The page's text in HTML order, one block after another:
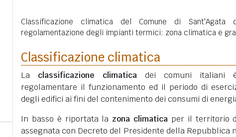
Classificazione climatica del Comune di
regolamentazione degli impianti termici: zona climatica e
Classificazione climatica
La classificazione climatica dei comuni italiani
regolamentare il funzionamento ed il periodo di
degli edifici ai fini del contenimento dei consumi di
In basso è riportata la zona climatica per il territorio
assegnata con Decreto del Presidente della Repubblica